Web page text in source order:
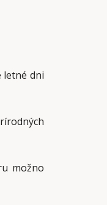
letné dni
možno